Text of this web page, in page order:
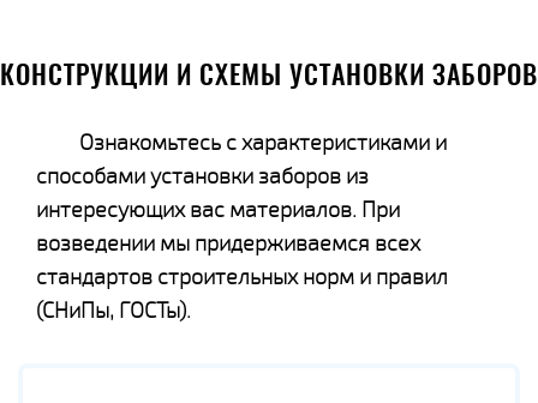
КОНСТРУКЦИИ И СХЕМЫ УСТАНОВКИ ЗАБОРОВ
Ознакомьтесь с характеристиками и
способами установки заборов из
интересующих вас материалов. При
возведении мы придерживаемся всех
стандартов строительных норм и правил
(СНиПы, ГОСТы).